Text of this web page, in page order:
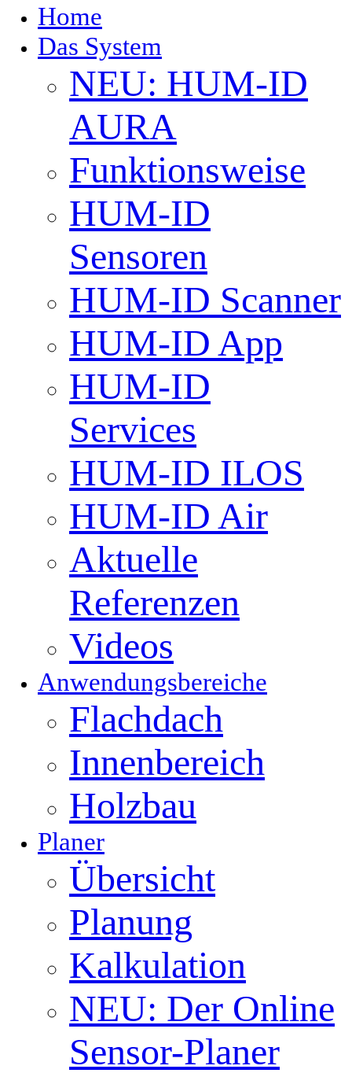
Home
Das System
NEU: HUM-ID
AURA
Funktionsweise
HUM-ID
Sensoren
HUM-ID Scanner
HUM-ID App
HUM-ID
Services
HUM-ID ILOS
HUM-ID Air
Aktuelle
Referenzen
Videos
Anwendungsbereiche
Flachdach
Innenbereich
Holzbau
Planer
Übersicht
Planung
Kalkulation
NEU: Der Online
Sensor-Planer